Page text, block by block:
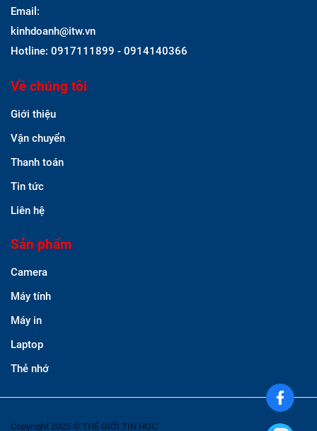
Email:
kinhdoanh@itw.vn
Hotline: 0917111899 - 0914140366
Về chúng tôi
Giới thiệu
Vận chuyển
Thanh toán
Tin tức
Liên hệ
Sản phẩm
Camera
Máy tính
Máy in
Laptop
Thẻ nhớ
Copyright 2025 © THẾ GIỚI TIN HỌC